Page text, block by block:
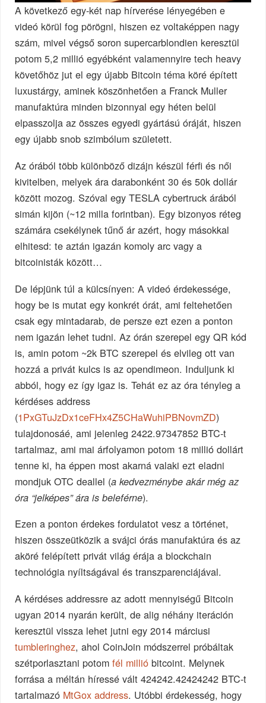
A következő egy-két nap hírverése lényegében e
videó körül fog pörögni, hiszen ez voltaképpen nagy
szám, mivel végső soron supercarblondien keresztül
potom 5,2 millió egyébként valamennyire tech heavy
követőhöz jut el egy újabb Bitcoin téma köré épített
luxustárgy, aminek köszönhetően a Franck Muller
manufaktúra minden bizonnyal egy héten belül
elpasszolja az összes egyedi gyártású óráját, hiszen
egy újabb snob szimbólum született.
Az órából több különböző dizájn készül férfi és női
kivitelben, melyek ára darabonként 30 és 50k dollár
között mozog. Szóval egy TESLA cybertruck árából
simán kijön (~12 milla forintban). Egy bizonyos réteg
számára csekélynek tűnő ár azért, hogy másokkal
elhitesd: te aztán igazán komoly arc vagy a
bitcoinisták között…
De lépjünk túl a külcsínyen: A videó érdekessége,
hogy be is mutat egy konkrét órát, ami feltehetően
csak egy mintadarab, de persze ezt ezen a ponton
nem igazán lehet tudni. Az órán szerepel egy QR kód
is, amin potom ~2k BTC szerepel és elvileg ott van
hozzá a privát kulcs is az opendimeon. Induljunk ki
abból, hogy ez így igaz is. Tehát ez az óra tényleg a
kérdéses address
(1PxGTuJzDx1ceFHx4Z5CHaWuhiPBNovmZD)
tulajdonosáé, ami jelenleg 2422.97347852 BTC-t
tartalmaz, ami mai árfolyamon potom 18 millió dollárt
tenne ki, ha éppen most akarná valaki ezt eladni
mondjuk OTC deallel (a kedvezménybe akár még az
óra “jelképes” ára is beleférne).
Ezen a ponton érdekes fordulatot vesz a történet,
hiszen összeütközik a svájci órás manufaktúra és az
aköré felépített privát világ érája a blockchain
technológia nyíltságával és transzparenciájával.
A kérdéses addressre az adott mennyiségű Bitcoin
ugyan 2014 nyarán került, de alig néhány iteráción
keresztül vissza lehet jutni egy 2014 márciusi
tumbleringhez, ahol CoinJoin módszerrel próbáltak
szétporlasztani potomfél millió bitcoint. Melynek
forrása a méltán híressé vált 424242.42424242 BTC-t
tartalmazó MtGox address. Utóbbi érdekesség, hogy